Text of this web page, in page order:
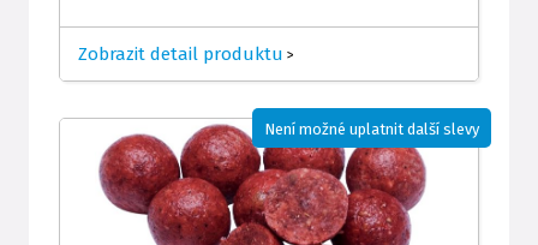
Zobrazit detail produktu >
Není možné uplatnit další slevy